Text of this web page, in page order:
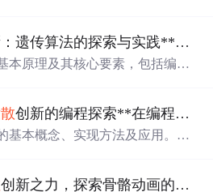
，还介绍了用Python进行数据分
过程。
索与实践**遗传算法是一种模拟自然界生物进化机制的优化搜索算法。本文将带您领略遗传算法的
本原理及其核心要素，包括编
。创新的编程探索**在编程世界中，我们一直在追求创新、
基本概念、实现方法及应用。该
了遗传算法的应用，并提供了一
创新之力，探索骨骼动画的核心技术**在数字娱乐、